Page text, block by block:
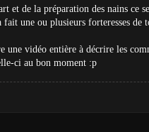
et de la préparation des nains
une ou plusieurs forteresses de
une vidéo entière à décrire les
ci au bon moment :p